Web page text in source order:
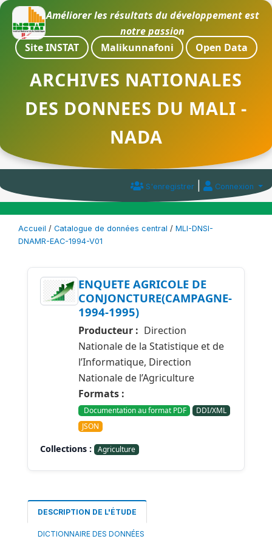
Améliorer les résultats du développement est
notre passion
Site INSTAT
Malikunnafoni Open Data
ARCHIVES NATIONALES
DES DONNEES DU MALI -
NADA
S'enregistrer | Connexion
Accueil / Catalogue de données central / MLI-DNSI-
DNAMR-EAC-1994-V01
ENQUETE AGRICOLE DE
CONJONCTURE(CAMPAGNE-
1994-1995)
Producteur : Direction
Nationale de la Statistique et de
l’Informatique, Direction
Nationale de l’Agriculture
Formats :
Documentation au format PDF
DDI/XML
JSON
Collections : Agriculture
DESCRIPTION DE L'ÉTUDE
DICTIONNAIRE DES DONNÉES